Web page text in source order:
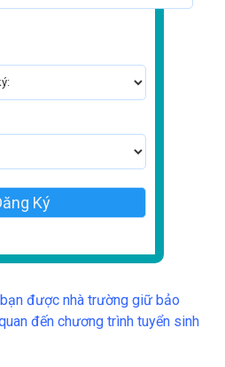
được nhà trường giữ bảo
đến chương trình tuyển sinh